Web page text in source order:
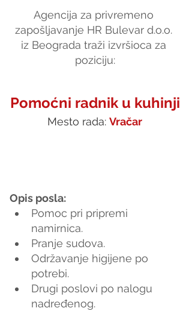
Agencija za privremeno
zapošljavanje HR Bulevar d.o.o.
iz Beograda traži izvršioca za
poziciju:
Pomoćni radnik u kuhinji
Mesto rada: Vračar
Opis posla:
Pomoc pri pripremi
namirnica.
Pranje sudova.
Održavanje higijene po
potrebi.
Drugi poslovi po nalogu
nadređenog.